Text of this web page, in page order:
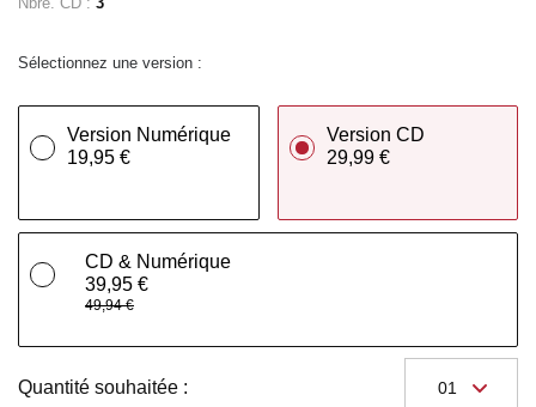
Sélectionnez une version :
Version Numérique
19,95 €
Version CD
29,99 €
CD & Numérique
39,95 €
49,94 €
Quantité souhaitée :